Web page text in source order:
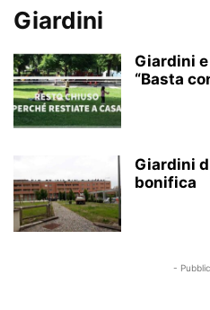
Giardini
Giardini
“Basta
Giardini
bonifica
-